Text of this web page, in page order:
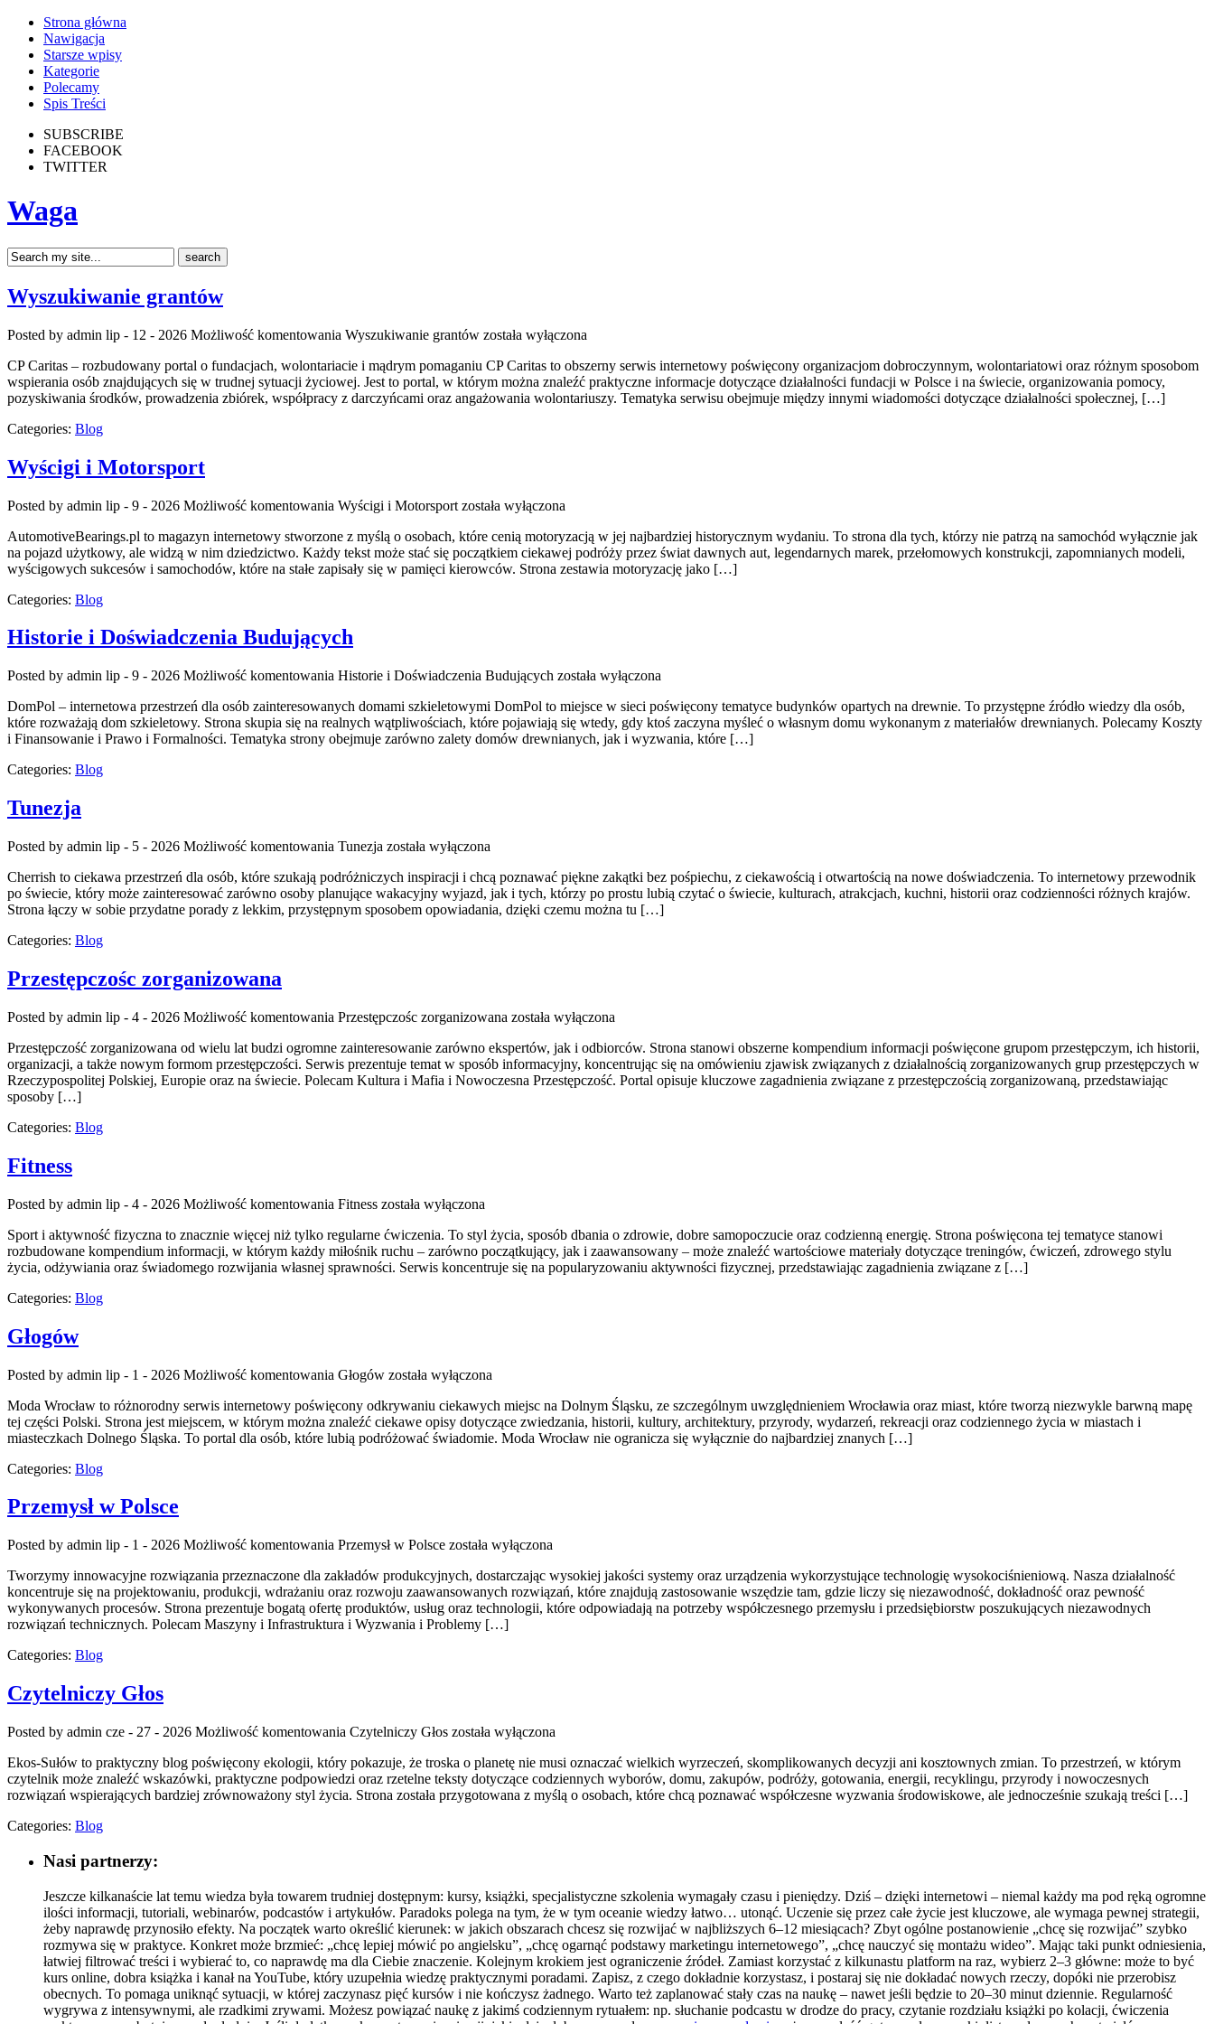
Strona główna
Nawigacja
Starsze wpisy
Kategorie
Polecamy
Spis Treści
SUBSCRIBE
FACEBOOK
TWITTER
Waga
Wyszukiwanie grantów
Posted by admin lip - 12 - 2026 Możliwość komentowania Wyszukiwanie grantów została wyłączona
CP Caritas – rozbudowany portal o fundacjach, wolontariacie i mądrym pomaganiu CP Caritas to obszerny serwis internetowy poświęcony organizacjom dobroczynnym, wolontariatowi oraz różnym sposobom
wspierania osób znajdujących się w trudnej sytuacji życiowej. Jest to portal, w którym można znaleźć praktyczne informacje dotyczące działalności fundacji w Polsce i na świecie, organizowania pomocy,
pozyskiwania środków, prowadzenia zbiórek, współpracy z darczyńcami oraz angażowania wolontariuszy. Tematyka serwisu obejmuje między innymi wiadomości dotyczące działalności społecznej, […]
Categories: Blog
Wyścigi i Motorsport
Posted by admin lip - 9 - 2026 Możliwość komentowania Wyścigi i Motorsport została wyłączona
AutomotiveBearings.pl to magazyn internetowy stworzone z myślą o osobach, które cenią motoryzacją w jej najbardziej historycznym wydaniu. To strona dla tych, którzy nie patrzą na samochód wyłącznie jak
na pojazd użytkowy, ale widzą w nim dziedzictwo. Każdy tekst może stać się początkiem ciekawej podróży przez świat dawnych aut, legendarnych marek, przełomowych konstrukcji, zapomnianych modeli,
wyścigowych sukcesów i samochodów, które na stałe zapisały się w pamięci kierowców. Strona zestawia motoryzację jako […]
Categories: Blog
Historie i Doświadczenia Budujących
Posted by admin lip - 9 - 2026 Możliwość komentowania Historie i Doświadczenia Budujących została wyłączona
DomPol – internetowa przestrzeń dla osób zainteresowanych domami szkieletowymi DomPol to miejsce w sieci poświęcony tematyce budynków opartych na drewnie. To przystępne źródło wiedzy dla osób,
które rozważają dom szkieletowy. Strona skupia się na realnych wątpliwościach, które pojawiają się wtedy, gdy ktoś zaczyna myśleć o własnym domu wykonanym z materiałów drewnianych. Polecamy Koszty
i Finansowanie i Prawo i Formalności. Tematyka strony obejmuje zarówno zalety domów drewnianych, jak i wyzwania, które […]
Categories: Blog
Tunezja
Posted by admin lip - 5 - 2026 Możliwość komentowania Tunezja została wyłączona
Cherrish to ciekawa przestrzeń dla osób, które szukają podróżniczych inspiracji i chcą poznawać piękne zakątki bez pośpiechu, z ciekawością i otwartością na nowe doświadczenia. To internetowy przewodnik
po świecie, który może zainteresować zarówno osoby planujące wakacyjny wyjazd, jak i tych, którzy po prostu lubią czytać o świecie, kulturach, atrakcjach, kuchni, historii oraz codzienności różnych krajów.
Strona łączy w sobie przydatne porady z lekkim, przystępnym sposobem opowiadania, dzięki czemu można tu […]
Categories: Blog
Przestępczośc zorganizowana
Posted by admin lip - 4 - 2026 Możliwość komentowania Przestępczośc zorganizowana została wyłączona
Przestępczość zorganizowana od wielu lat budzi ogromne zainteresowanie zarówno ekspertów, jak i odbiorców. Strona stanowi obszerne kompendium informacji poświęcone grupom przestępczym, ich historii,
organizacji, a także nowym formom przestępczości. Serwis prezentuje temat w sposób informacyjny, koncentrując się na omówieniu zjawisk związanych z działalnością zorganizowanych grup przestępczych w
Rzeczypospolitej Polskiej, Europie oraz na świecie. Polecam Kultura i Mafia i Nowoczesna Przestępczość. Portal opisuje kluczowe zagadnienia związane z przestępczością zorganizowaną, przedstawiając
sposoby […]
Categories: Blog
Fitness
Posted by admin lip - 4 - 2026 Możliwość komentowania Fitness została wyłączona
Sport i aktywność fizyczna to znacznie więcej niż tylko regularne ćwiczenia. To styl życia, sposób dbania o zdrowie, dobre samopoczucie oraz codzienną energię. Strona poświęcona tej tematyce stanowi
rozbudowane kompendium informacji, w którym każdy miłośnik ruchu – zarówno początkujący, jak i zaawansowany – może znaleźć wartościowe materiały dotyczące treningów, ćwiczeń, zdrowego stylu
życia, odżywiania oraz świadomego rozwijania własnej sprawności. Serwis koncentruje się na popularyzowaniu aktywności fizycznej, przedstawiając zagadnienia związane z […]
Categories: Blog
Głogów
Posted by admin lip - 1 - 2026 Możliwość komentowania Głogów została wyłączona
Moda Wrocław to różnorodny serwis internetowy poświęcony odkrywaniu ciekawych miejsc na Dolnym Śląsku, ze szczególnym uwzględnieniem Wrocławia oraz miast, które tworzą niezwykle barwną mapę
tej części Polski. Strona jest miejscem, w którym można znaleźć ciekawe opisy dotyczące zwiedzania, historii, kultury, architektury, przyrody, wydarzeń, rekreacji oraz codziennego życia w miastach i
miasteczkach Dolnego Śląska. To portal dla osób, które lubią podróżować świadomie. Moda Wrocław nie ogranicza się wyłącznie do najbardziej znanych […]
Categories: Blog
Przemysł w Polsce
Posted by admin lip - 1 - 2026 Możliwość komentowania Przemysł w Polsce została wyłączona
Tworzymy innowacyjne rozwiązania przeznaczone dla zakładów produkcyjnych, dostarczając wysokiej jakości systemy oraz urządzenia wykorzystujące technologię wysokociśnieniową. Nasza działalność
koncentruje się na projektowaniu, produkcji, wdrażaniu oraz rozwoju zaawansowanych rozwiązań, które znajdują zastosowanie wszędzie tam, gdzie liczy się niezawodność, dokładność oraz pewność
wykonywanych procesów. Strona prezentuje bogatą ofertę produktów, usług oraz technologii, które odpowiadają na potrzeby współczesnego przemysłu i przedsiębiorstw poszukujących niezawodnych
rozwiązań technicznych. Polecam Maszyny i Infrastruktura i Wyzwania i Problemy […]
Categories: Blog
Czytelniczy Głos
Posted by admin cze - 27 - 2026 Możliwość komentowania Czytelniczy Głos została wyłączona
Ekos-Sułów to praktyczny blog poświęcony ekologii, który pokazuje, że troska o planetę nie musi oznaczać wielkich wyrzeczeń, skomplikowanych decyzji ani kosztownych zmian. To przestrzeń, w którym
czytelnik może znaleźć wskazówki, praktyczne podpowiedzi oraz rzetelne teksty dotyczące codziennych wyborów, domu, zakupów, podróży, gotowania, energii, recyklingu, przyrody i nowoczesnych
rozwiązań wspierających bardziej zrównoważony styl życia. Strona została przygotowana z myślą o osobach, które chcą poznawać współczesne wyzwania środowiskowe, ale jednocześnie szukają treści […]
Categories: Blog
Nasi partnerzy:
Jeszcze kilkanaście lat temu wiedza była towarem trudniej dostępnym: kursy, książki, specjalistyczne szkolenia wymagały czasu i pieniędzy. Dziś – dzięki internetowi – niemal każdy ma pod ręką ogromne
ilości informacji, tutoriali, webinarów, podcastów i artykułów. Paradoks polega na tym, że w tym oceanie wiedzy łatwo… utonąć. Uczenie się przez całe życie jest kluczowe, ale wymaga pewnej strategii,
żeby naprawdę przynosiło efekty. Na początek warto określić kierunek: w jakich obszarach chcesz się rozwijać w najbliższych 6–12 miesiącach? Zbyt ogólne postanowienie „chcę się rozwijać” szybko
rozmywa się w praktyce. Konkret może brzmieć: „chcę lepiej mówić po angielsku”, „chcę ogarnąć podstawy marketingu internetowego”, „chcę nauczyć się montażu wideo”. Mając taki punkt odniesienia,
łatwiej filtrować treści i wybierać to, co naprawdę ma dla Ciebie znaczenie. Kolejnym krokiem jest ograniczenie źródeł. Zamiast korzystać z kilkunastu platform na raz, wybierz 2–3 główne: może to być
kurs online, dobra książka i kanał na YouTube, który uzupełnia wiedzę praktycznymi poradami. Zapisz, z czego dokładnie korzystasz, i postaraj się nie dokładać nowych rzeczy, dopóki nie przerobisz
obecnych. To pomaga uniknąć sytuacji, w której zaczynasz pięć kursów i nie kończysz żadnego. Warto też zaplanować stały czas na naukę – nawet jeśli będzie to 20–30 minut dziennie. Regularność
wygrywa z intensywnymi, ale rzadkimi zrywami. Możesz powiązać naukę z jakimś codziennym rytuałem: np. słuchanie podcastu w drodze do pracy, czytanie rozdziału książki po kolacji, ćwiczenia